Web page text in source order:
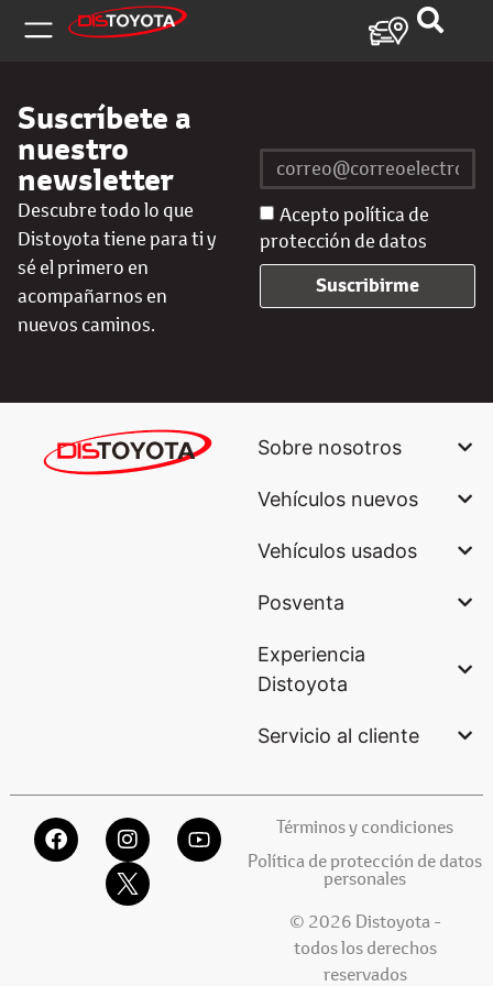
Suscríbete a
nuestro
newsletter
Descubre todo lo que
Distoyota tiene para ti y
sé el primero en
acompañarnos en
nuevos caminos.
Acepto política de
protección de datos
Suscribirme
Sobre nosotros
Vehículos nuevos
Vehículos usados
Posventa
Experiencia
Distoyota
Servicio al cliente
Términos y condiciones
Política de protección de datos
personales
© 2026 Distoyota -
todos los derechos
reservados